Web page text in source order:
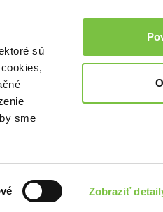
sú
sme
Zobraziť
Prihlásenie